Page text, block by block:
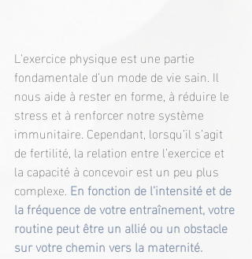
L'exercice physique est une partie
fondamentale d’un mode de vie sain. Il
nous aide à rester en forme, à réduire le
stress et à renforcer notre système
immunitaire. Cependant, lorsqu’il s’agit
de fertilité, la relation entre l’exercice et
la capacité à concevoir est un peu plus
complexe. En fonction de l’intensité et de
la fréquence de votre entraînement, votre
routine peut être un allié ou un obstacle
sur votre chemin vers la maternité.